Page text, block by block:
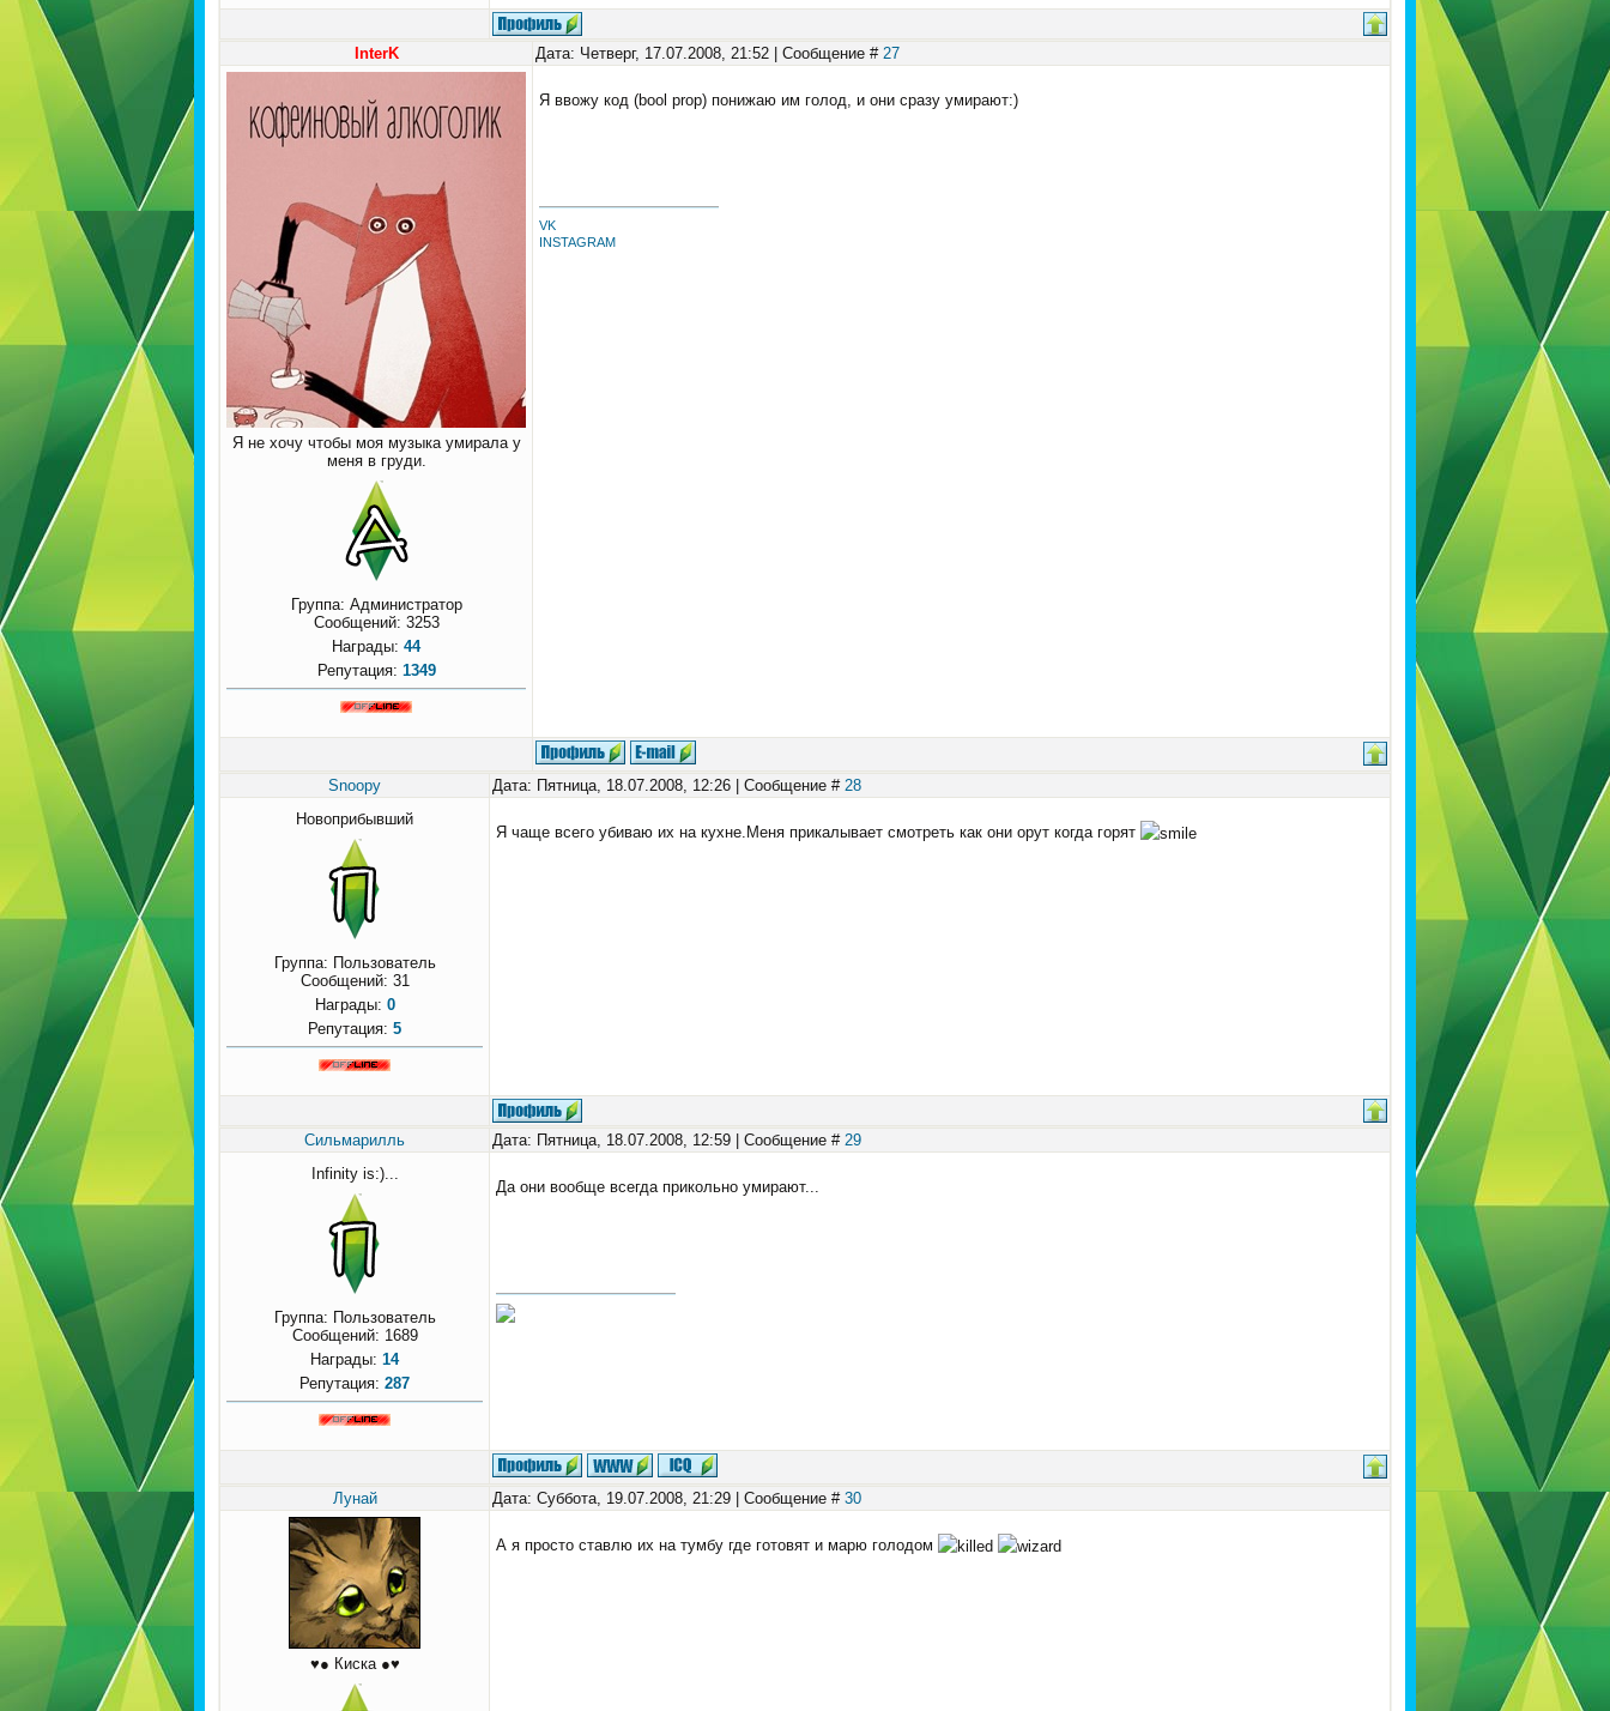
InterK Дата: Четверг, 17.07.2008, 21:52 | Сообщение # 27
Я не хочу чтобы моя музыка умирала у
меня в груди.
Группа: Администратор
Сообщений: 3253
Награды: 44
Репутация: 1349
Я ввожу код (bool prop) понижаю им голод, и они сразу умирают:)
VK
INSTAGRAM
Snoopy Дата: Пятница, 18.07.2008, 12:26 | Сообщение # 28
Новоприбывший
Группа: Пользователь
Сообщений: 31
Награды: 0
Репутация: 5
Я чаще всего убиваю их на кухне.Меня прикалывает смотреть как они орут когда горят
Сильмарилль Дата: Пятница, 18.07.2008, 12:59 | Сообщение # 29
Infinity is:)...
Группа: Пользователь
Сообщений: 1689
Награды: 14
Репутация: 287
Да они вообще всегда прикольно умирают...
Лунай Дата: Суббота, 19.07.2008, 21:29 | Сообщение # 30
♥● Киска ●♥
А я просто ставлю их на тумбу где готовят и марю голодом